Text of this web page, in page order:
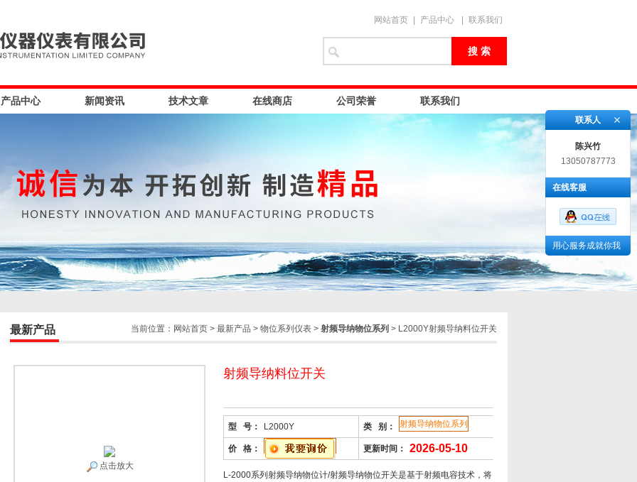
网站首页 产品中心 联系我们
产品中心 新闻资讯 技术文章 在线商店 公司荣誉 联系我们
当前位置： 网站首页 > 最新产品 > 物位系列仪表 > 射频导纳物位系列 > L2000Y射频导纳料位开关
最新产品
射频导纳料位开关
型 号： L2000Y 类 别： 射频导纳物位系列
价 格： 更新时间： 2026-05-10
L-2000系列射频导纳物位计/射频导纳物位开关是基于射频电容技术，将
点击放大
联系人
陈兴竹
13050787773
在线客服
用心服务成就你我